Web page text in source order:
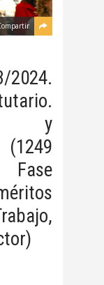
2024.
a y